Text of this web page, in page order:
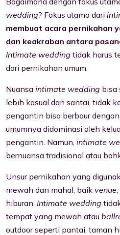
wedding? Fokus utama dari
membuat acara pernikahan
dan keakraban antara
Intimate wedding tidak harus
dari pernikahan umum.
Nuansa intimate wedding bisa
lebih kasual dan santai, tidak
pengantin bisa berbaur
umumnya didominasi oleh
pengantin. Namun, intimate
bernuansa tradisional atau
Unsur pernikahan yang
mewah dan mahal, baik venue
hiburan. Intimate wedding
tempat yang mewah atau
outdoor seperti pantai, taman